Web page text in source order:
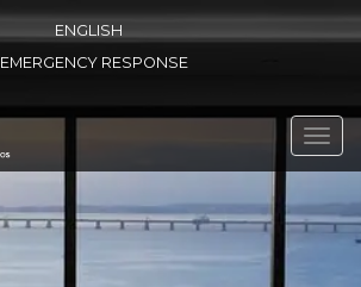
ENGLISH
EMERGENCY RESPONSE